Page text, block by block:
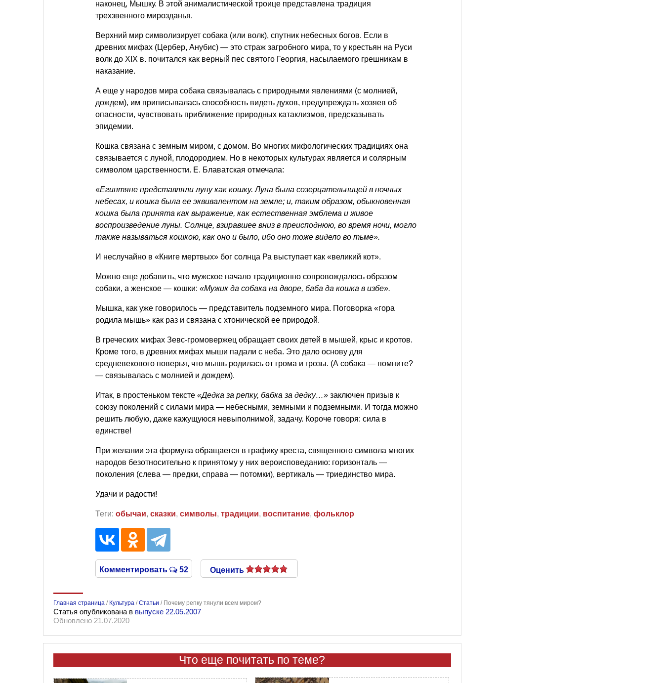
наконец, Мышку. В этой анималистической троице представлена традиция
трехзвенного мирозданья.
Верхний мир символизирует собака (или волк), спутник небесных богов. Если в
древних мифах (Цербер, Анубис) — это страж загробного мира, то у крестьян на Руси
волк до XIX в. почитался как верный пес святого Георгия, насылаемого грешникам в
наказание.
А еще у народов мира собака связывалась с природными явлениями (с молнией,
дождем), им приписывалась способность видеть духов, предупреждать хозяев об
опасности, чувствовать приближение природных катаклизмов, предсказывать
эпидемии.
Кошка связана с земным миром, с домом. Во многих мифологических традициях она
связывается с луной, плодородием. Но в некоторых культурах является и солярным
символом царственности. Е. Блаватская отмечала:
«Египтяне представляли луну как кошку. Луна была созерцательницей в ночных
небесах, и кошка была ее эквивалентом на земле; и, таким образом, обыкновенная
кошка была принята как выражение, как естественная эмблема и живое
воспроизведение луны. Солнце, взиравшее вниз в преисподнюю, во время ночи, могло
также называться кошкою, как оно и было, ибо оно тоже видело во тьме».
И неслучайно в «Книге мертвых» бог солнца Ра выступает как «великий кот».
Можно еще добавить, что мужское начало традиционно сопровождалось образом
собаки, а женское — кошки: «Мужик да собака на дворе, баба да кошка в избе».
Мышка, как уже говорилось — представитель подземного мира. Поговорка «гора
родила мышь» как раз и связана с хтонической ее природой.
В греческих мифах Зевс-громовержец обращает своих детей в мышей, крыс и кротов.
Кроме того, в древних мифах мыши падали с неба. Это дало основу для
средневекового поверья, что мышь родилась от грома и грозы. (А собака — помните?
— связывалась с молнией и дождем).
Итак, в простеньком тексте «Дедка за репку, бабка за дедку…» заключен призыв к
союзу поколений с силами мира — небесными, земными и подземными. И тогда можно
решить любую, даже кажущуюся невыполнимой, задачу. Короче говоря: сила в
единстве!
При желании эта формула обращается в графику креста, священного символа многих
народов безотносительно к принятому у них вероисповеданию: горизонталь —
поколения (слева — предки, справа — потомки), вертикаль — триединство мира.
Удачи и радости!
Теги: обычаи, сказки, символы, традиции, воспитание, фольклор
Комментировать 52 Оценить
Главная страница / Культура /Статьи / Почему репку тянули всем миром?
Статья опубликована в выпуске 22.05.2007
Обновлено 21.07.2020
Что еще почитать по теме?